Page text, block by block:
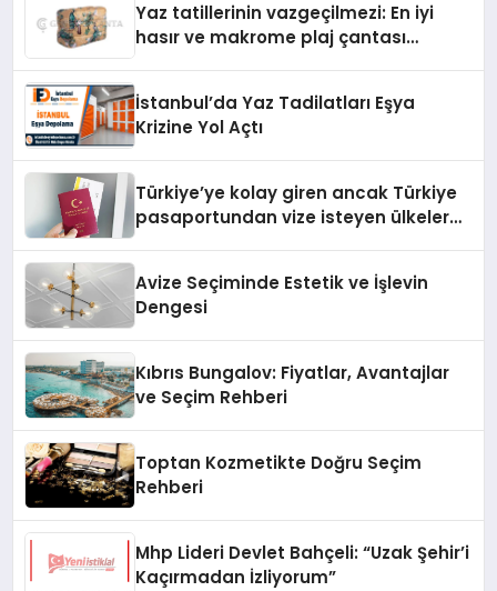
Yaz tatillerinin vazgeçilmezi: En iyi
hasır ve makrome plaj çantası
İstanbul’da Yaz Tadilatları Eşya
Krizine Yol Açtı
Türkiye’ye kolay giren ancak Türkiye
pasaportundan vize isteyen ülkeler
Avize Seçiminde Estetik ve İşlevin
Dengesi
Kıbrıs Bungalov: Fiyatlar, Avantajlar
ve Seçim Rehberi
Toptan Kozmetikte Doğru Seçim
Rehberi
Mhp Lideri Devlet Bahçeli: “Uzak Şehir’i
Kaçırmadan İzliyorum”